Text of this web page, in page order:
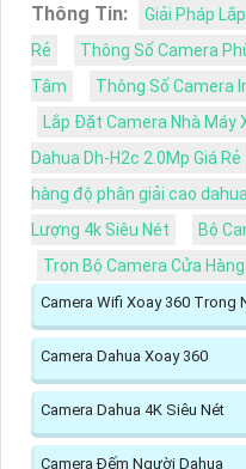
Thông Tin:
Giải Pháp
Rẻ
Thông Số Camera
Tâm
Thông Số Camera
Lắp Đặt Camera Nhà Máy
Dahua Dh-H2c 2.0Mp Giá Rẻ
hàng độ phân giải cao dahua.
Lượng 4k Siêu Nét
Bộ
Trọn Bộ Camera Cửa
Camera Wifi Xoay 360 Trong
Camera Dahua Xoay 360
Camera Dahua 4K Siêu Nét
Camera Đếm Người Dahua